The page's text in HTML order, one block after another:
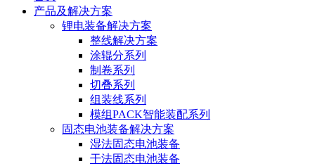
产品及解决方案
锂电装备解决方案
整线解决方案
涂辊分系列
制卷系列
切叠系列
组装线系列
模组PACK智能装配系列
固态电池装备解决方案
湿法固态电池装备
干法固态电池装备